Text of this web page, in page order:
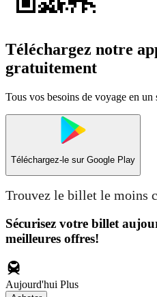
Téléchargez notre
gratuitement
Tous vos besoins de voyage en un
Téléchargez-le sur Google Play
Trouvez le billet le moins
Sécurisez votre billet
meilleures offres!
Aujourd'hui Plus